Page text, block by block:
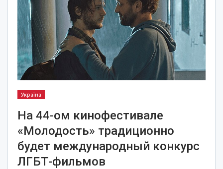
Україна
На 44-ом кинофестивале
«Молодость» традиционно
будет международный конкурс
ЛГБТ-фильмов